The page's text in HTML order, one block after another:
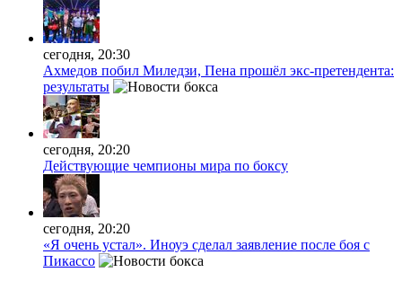
сегодня, 20:30
Ахмедов побил Миледзи, Пена прошёл экс-претендента:
результаты
сегодня, 20:20
Действующие чемпионы мира по боксу
сегодня, 20:20
«Я очень устал». Иноуэ сделал заявление после боя с
Пикассо